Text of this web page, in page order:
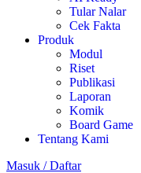
Tular Nalar
Cek Fakta
Produk
Modul
Riset
Publikasi
Laporan
Komik
Board Game
Tentang Kami
Masuk / Daftar